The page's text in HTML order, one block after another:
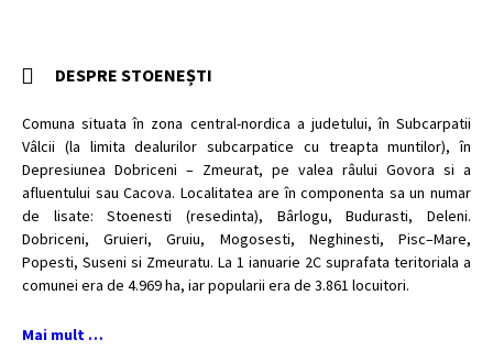
DESPRE STOENEȘTI
Comuna situata în zona central-nordica a judetului, în Subcarpatii
Vâlcii (la limita dealurilor subcarpatice cu treapta muntilor), în
Depresiunea Dobriceni – Zmeurat, pe valea râului Govora si a
afluentului sau Cacova. Localitatea are în componenta sa un numar
de lisate: Stoenesti (resedinta), Bârlogu, Budurasti, Deleni.
Dobriceni, Gruieri, Gruiu, Mogosesti, Neghinesti, Pisc–Mare,
Popesti, Suseni si Zmeuratu. La 1 ianuarie 2C suprafata teritoriala a
comunei era de 4.969 ha, iar popularii era de 3.861 locuitori.
Mai mult …